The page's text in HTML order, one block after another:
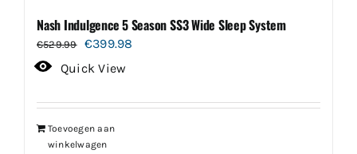
Nash Indulgence 5 Season SS3 Wide Sleep System
€529.99
Oorspronkelijke
prijs
€529.99.
€399.98
€399.98.
Quick View
Toevoegen aan
winkelwagen